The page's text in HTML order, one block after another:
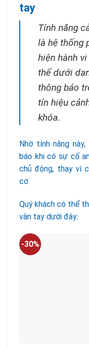
tay
Tính năng
là hệ thống
hiện hành
thể dưới
thông báo
tín hiệu
khóa.
Nhờ tính năng
báo khi có sự cố
chủ động, thay vì
cơ.
Quý khách có thể
vân tay dưới đây:
-30%